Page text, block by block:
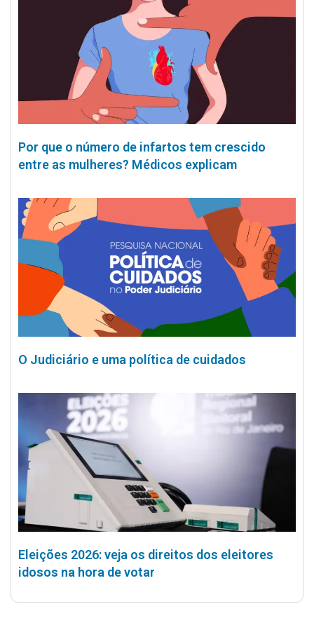
Por que o número de infartos tem crescido
entre as mulheres? Médicos explicam
O Judiciário e uma política de cuidados
Eleições 2026: veja os direitos dos eleitores
idosos na hora de votar